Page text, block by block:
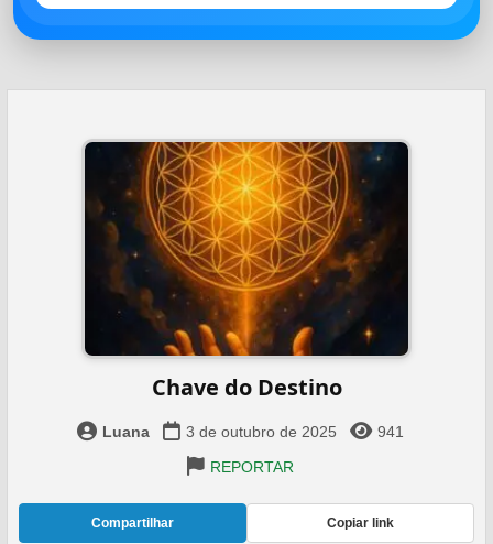
Chave do Destino
Luana 3 de outubro de 2025
941
REPORTAR
Compartilhar Copiar link